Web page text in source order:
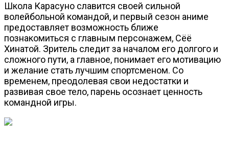
Школа Карасуно славится своей сильной
волейбольной командой, и первый сезон аниме
предоставляет возможность ближе
познакомиться с главным персонажем, Сёё
Хинатой. Зритель следит за началом его долгого и
сложного пути, а главное, понимает его мотивацию
и желание стать лучшим спортсменом. Со
временем, преодолевая свои недостатки и
развивая свое тело, парень осознает ценность
командной игры.